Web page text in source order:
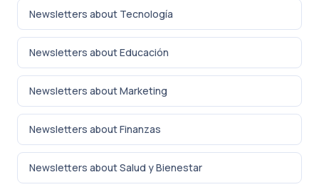
Newsletters about Tecnología
Newsletters about Educación
Newsletters about Marketing
Newsletters about Finanzas
Newsletters about Salud y Bienestar